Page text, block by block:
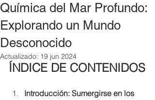
Química del Mar Profundo:
Explorando un Mundo
Desconocido
Actualizado: 19 jun 2024
ÍNDICE DE CONTENIDOS
Introducción: Sumergirse en los